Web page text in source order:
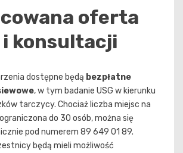
oferta
i konsultacji
dostępne będą bezpłatne
, w tym badanie USG w kierunku
tarczycy. Chociaż liczba miejsc na
do 30 osób, można się
pod numerem 89 649 01 89.
będą mieli możliwość